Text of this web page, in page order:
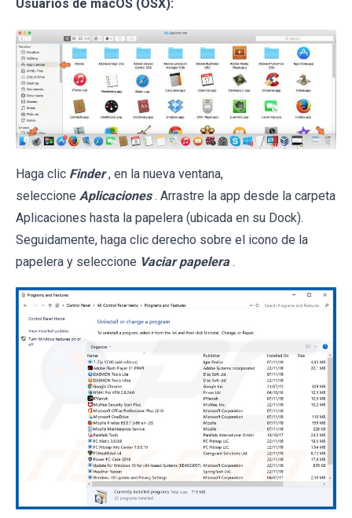
Usuarios de macOS (OSX):
Haga clic Finder , en la nueva ventana,
seleccione Aplicaciones . Arrastre la app desde la carpeta
Aplicaciones hasta la papelera (ubicada en su Dock).
Seguidamente, haga clic derecho sobre el icono de la
papelera y seleccione Vaciar papelera .